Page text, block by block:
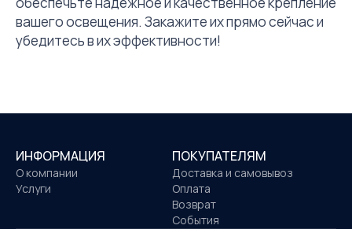
вашего освещения. Закажите их прямо сейчас и
убедитесь в их эффективности!
ИНФОРМАЦИЯ
О компании
Услуги
ПОКУПАТЕЛЯМ
Доставка и самовывоз
Оплата
Возврат
События